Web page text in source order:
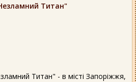
Титан"
Титан" - в місті Запоріжжя,